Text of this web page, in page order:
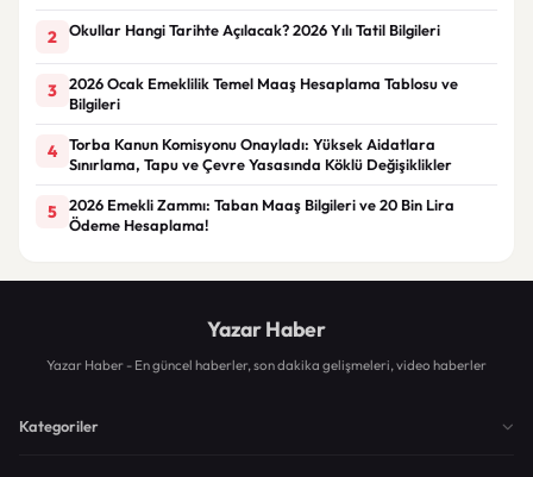
2 Okullar Hangi Tarihte Açılacak? 2026 Yılı Tatil Bilgileri
3
2026 Ocak Emeklilik Temel Maaş Hesaplama Tablosu ve
Bilgileri
4
Torba Kanun Komisyonu Onayladı: Yüksek Aidatlara
Sınırlama, Tapu ve Çevre Yasasında Köklü Değişiklikler
5
2026 Emekli Zammı: Taban Maaş Bilgileri ve 20 Bin Lira
Ödeme Hesaplama!
Yazar Haber
Yazar Haber - En güncel haberler, son dakika gelişmeleri, video haberler
Kategoriler